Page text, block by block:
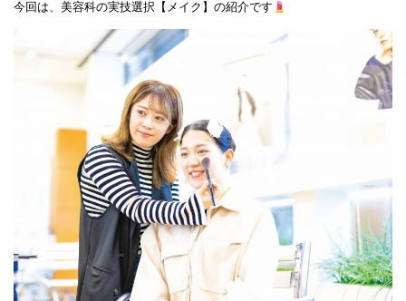
今回は、美容科の実技選択【メイク】の紹介です